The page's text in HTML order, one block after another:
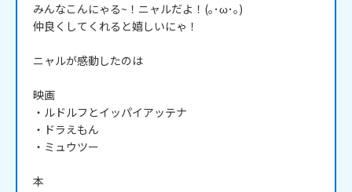
みんなこんにゃる~！ニャルだよ！(｡･ω･｡)
仲良くしてくれると嬉しいにゃ！
ニャルが感動したのは
映画
・ルドルフとイッパイアッテナ
・ドラえもん
・ミュウツー
本